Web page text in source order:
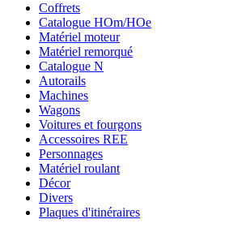
Coffrets
Catalogue HOm/HOe
Matériel moteur
Matériel remorqué
Catalogue N
Autorails
Machines
Wagons
Voitures et fourgons
Accessoires REE
Personnages
Matériel roulant
Décor
Divers
Plaques d'itinéraires